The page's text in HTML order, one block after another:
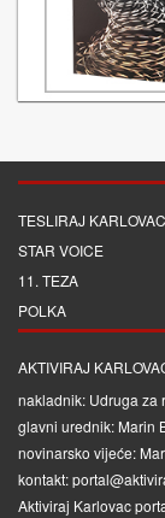
TESLIRAJ KARLOVAC
STAR VOICE
11. TEZA
POLKA
AKTIVIRAJ
nakladnik: Udruga za
glavni urednik: Marin
novinarsko vijeće:
kontakt:
Aktiviraj Karlovac